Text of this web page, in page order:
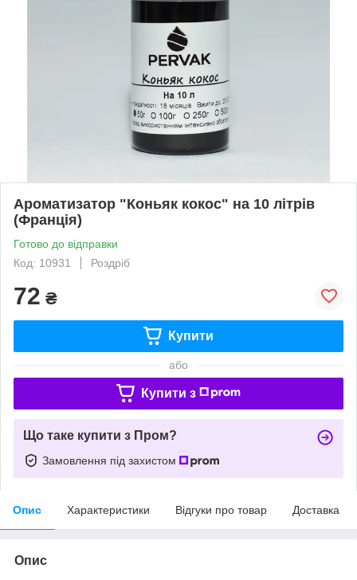
Ароматизатор "Коньяк кокос" на 10 літрів
(Франція)
Готово до відправки
Код: 10931
Роздріб
72 ₴
Купити
або
Купити з
Що таке купити з Пром?
Замовлення під захистом
Опис Характеристики Відгуки про товар Доставка
Опис